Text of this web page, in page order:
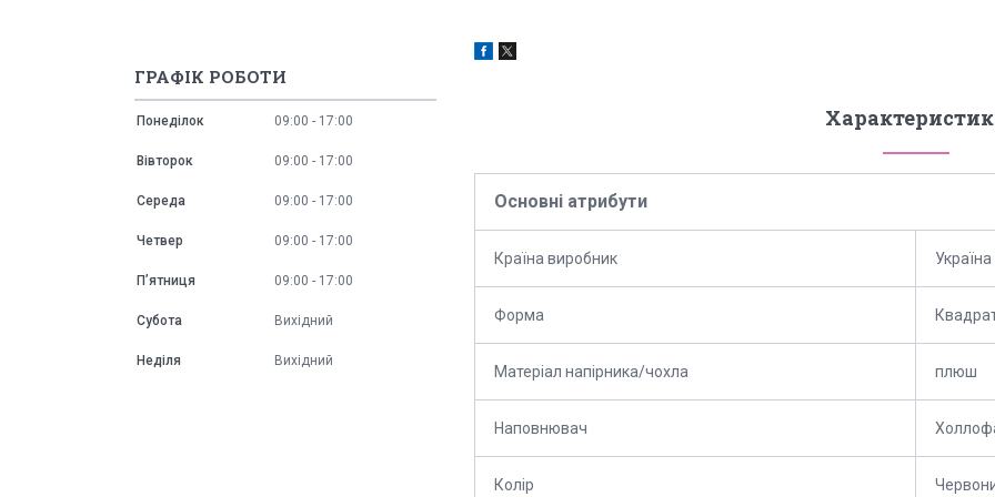
Основні атрибути
Країна виробник Україна
Форма
Матеріал напірника/чохла плюш
Наповнювач
Колір
ГРАФІК РОБОТИ
Понеділок 09:00 17:00
Вівторок 09:00 17:00
Середа 09:00 17:00
Четвер 09:00 17:00
Пʼятниця 09:00 17:00
Субота Вихідний
Неділя Вихідний